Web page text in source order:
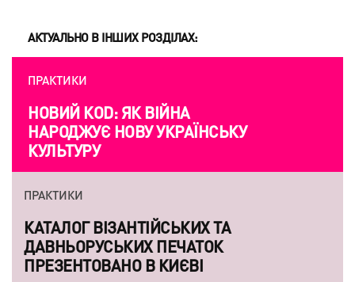
АКТУАЛЬНО В ІНШИХ РОЗДІЛАХ:
ПРАКТИКИ
НОВИЙ КОD: ЯК ВІЙНА
НАРОДЖУЄ НОВУ УКРАЇНСЬКУ
КУЛЬТУРУ
ПРАКТИКИ
КАТАЛОГ ВІЗАНТІЙСЬКИХ ТА
ДАВНЬОРУСЬКИХ ПЕЧАТОК
ПРЕЗЕНТОВАНО В КИЄВІ